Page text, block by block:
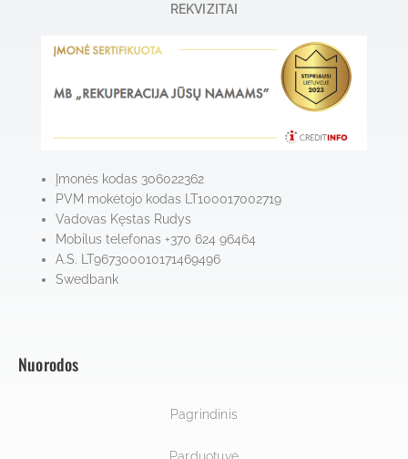
REKVIZITAI
Įmonės kodas 306022362
PVM mokėtojo kodas LT100017002719
Vadovas Kęstas Rudys
Mobilus telefonas +370 624 96464
A.S. LT967300010171469496
Swedbank
Nuorodos
Pagrindinis